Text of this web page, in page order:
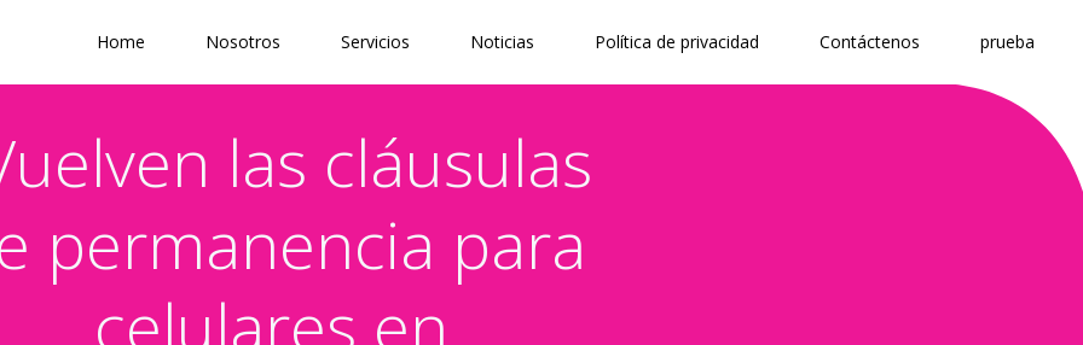
Home Nosotros Servicios Noticias Política de privacidad Contáctenos prueba
las cláusulas
permanencia para
celulares en